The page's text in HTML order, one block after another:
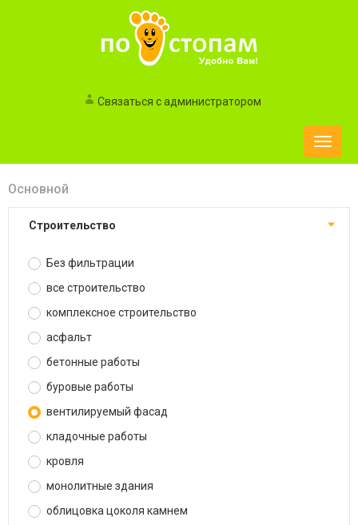
Связаться с администратором
Toggle
Основной
строительство
Без фильтрации
все строительство
комплексное строительство
асфальт
бетонные работы
буровые работы
вентилируемый фасад
кладочные работы
кровля
монолитные здания
облицовка цоколя камнем